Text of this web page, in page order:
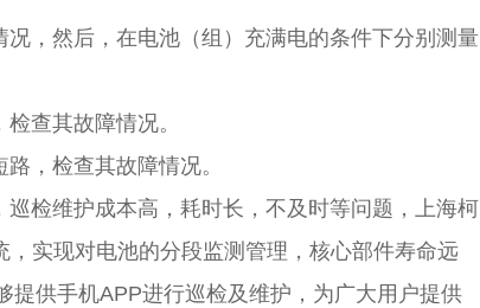
，然后，在电池（组）充满电的条件下分别测量
查其故障情况。
，检查其故障情况。
检维护成本高，耗时长，不及时等问题，上海柯
实现对电池的分段监测管理，核心部件寿命远
供手机APP进行巡检及维护，为广大用户提供